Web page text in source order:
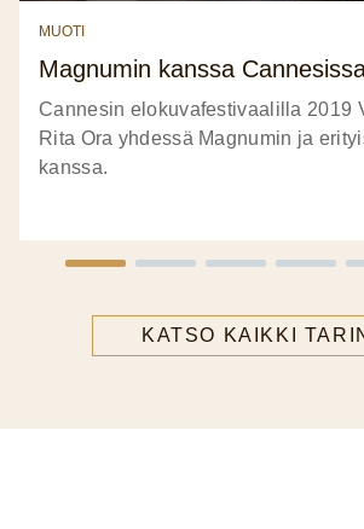
MUOTI
Magnumin kanssa
Cannesin elokuvafestivaalilla 2019
Rita Ora yhdessä Magnumin ja
kanssa.
KATSO KAIKKI